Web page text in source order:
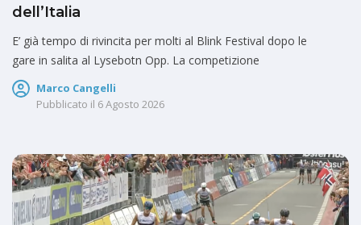
dell’Italia
E’ già tempo di rivincita per molti al Blink Festival dopo le
gare in salita al Lysebotn Opp. La competizione
Marco Cangelli
Pubblicato il 6 Agosto 2026